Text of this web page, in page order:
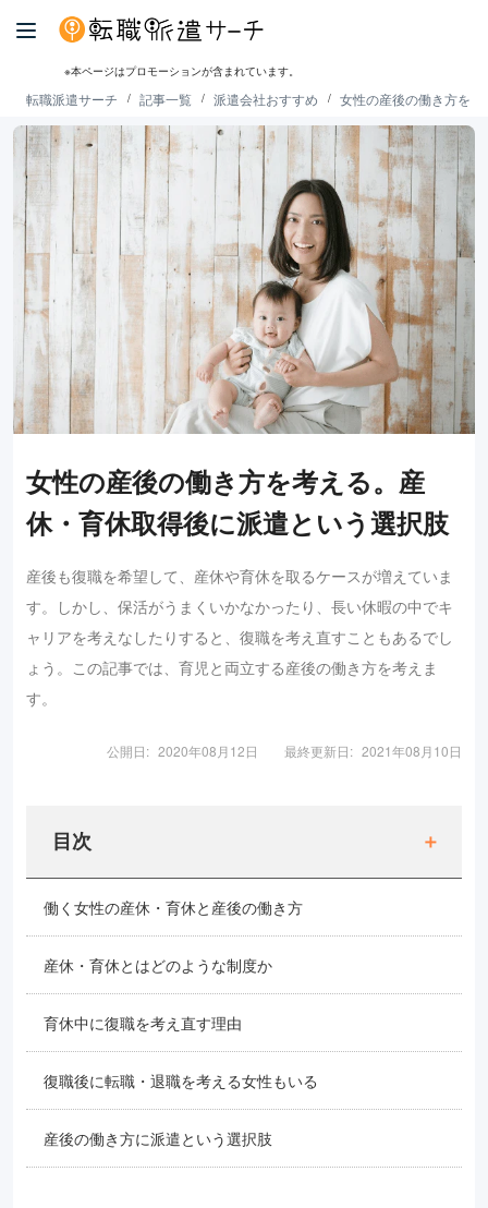
※本ページはプロモーションが含まれています。
転職派遣サーチ 記事一覧 派遣会社おすすめ 女性の産後の働き方を
女性の産後の働き方を考える。産
休・育休取得後に派遣という選択肢
産後も復職を希望して、産休や育休を取るケースが増えていま
す。しかし、保活がうまくいかなかったり、長い休暇の中でキ
ャリアを考えなしたりすると、復職を考え直すこともあるでし
ょう。この記事では、育児と両立する産後の働き方を考えま
す。
公開日: 2020年08月12日 最終更新日: 2021年08月10日
目次
働く女性の産休・育休と産後の働き方
産休・育休とはどのような制度か
育休中に復職を考え直す理由
復職後に転職・退職を考える女性もいる
産後の働き方に派遣という選択肢